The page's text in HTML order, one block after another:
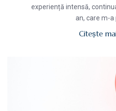
experiență intensă,
an, care m-
Citește